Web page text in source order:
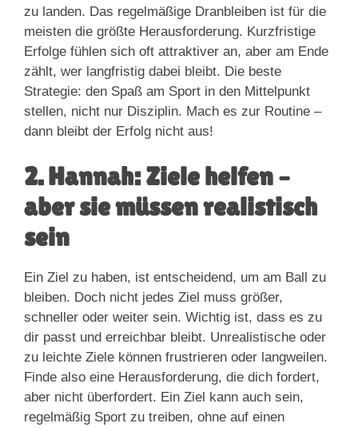
zu landen. Das regelmäßige Dranbleiben ist für die
meisten die größte Herausforderung. Kurzfristige
Erfolge fühlen sich oft attraktiver an, aber am Ende
zählt, wer langfristig dabei bleibt. Die beste
Strategie: den Spaß am Sport in den Mittelpunkt
stellen, nicht nur Disziplin. Mach es zur Routine –
dann bleibt der Erfolg nicht aus!
2. Hannah: Ziele helfen –
aber sie müssen realistisch
sein
Ein Ziel zu haben, ist entscheidend, um am Ball zu
bleiben. Doch nicht jedes Ziel muss größer,
schneller oder weiter sein. Wichtig ist, dass es zu
dir passt und erreichbar bleibt. Unrealistische oder
zu leichte Ziele können frustrieren oder langweilen.
Finde also eine Herausforderung, die dich fordert,
aber nicht überfordert. Ein Ziel kann auch sein,
regelmäßig Sport zu treiben, ohne auf einen